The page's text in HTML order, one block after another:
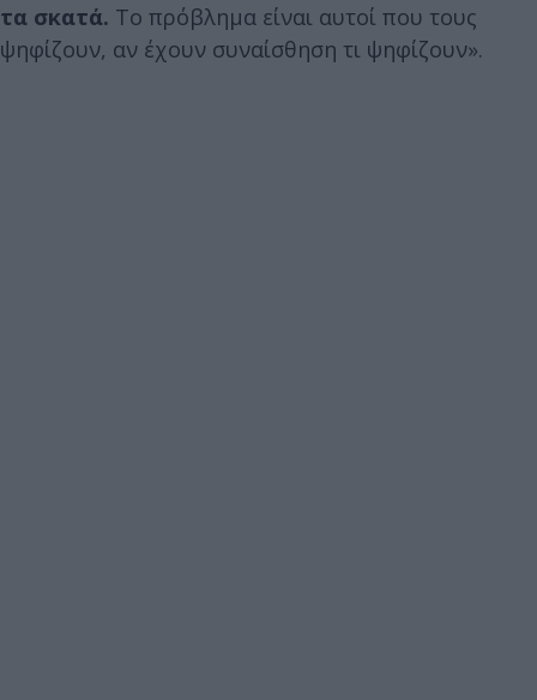
τα σκατά. Το πρόβλημα είναι αυτοί που τους
ψηφίζουν, αν έχουν συναίσθηση τι ψηφίζουν».